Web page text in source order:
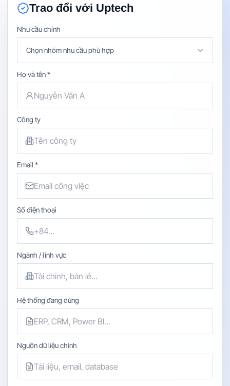
Trao đổi với Uptech
Nhu cầu chính
Chọn nhóm nhu cầu phù hợp
Họ và tên *
Công ty
Email *
Số điện thoại
Ngành / lĩnh vực
Hệ thống đang dùng
Nguồn dữ liệu chính